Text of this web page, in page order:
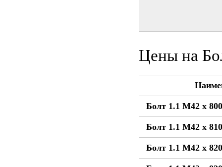
Цены на
Болт 1.1 М42 x
Болт 1.1 М42 x
Болт 1.1 М42 x